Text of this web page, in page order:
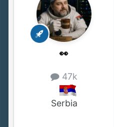
👀
47k
Serbia